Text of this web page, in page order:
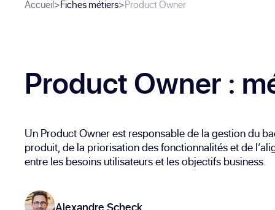
Accueil>Fiches métiers>Product Owner
Product Owner :
Un Product Owner est responsable de la gestion du
produit, de la priorisation des fonctionnalités et de
entre les besoins utilisateurs et les objectifs business.